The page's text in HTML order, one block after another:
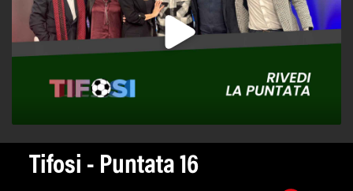
Tifosi - Puntata 16